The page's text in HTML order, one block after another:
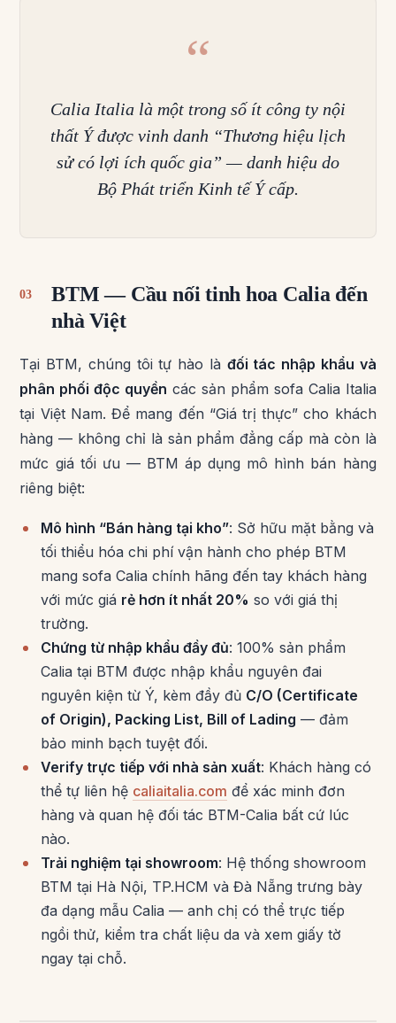
“
Calia Italia là một trong số ít công ty nội
thất Ý được vinh danh “Thương hiệu lịch
sử có lợi ích quốc gia” — danh hiệu do
Bộ Phát triển Kinh tế Ý cấp.
03
BTM — Cầu nối tinh hoa Calia đến
nhà Việt
Tại BTM, chúng tôi tự hào là đối tác nhập khẩu và
phân phối độc quyền các sản phẩm sofa Calia Italia
tại Việt Nam. Để mang đến “Giá trị thực” cho khách
hàng — không chỉ là sản phẩm đẳng cấp mà còn là
mức giá tối ưu — BTM áp dụng mô hình bán hàng
riêng biệt:
Mô hình “Bán hàng tại kho”: Sở hữu mặt bằng và
tối thiểu hóa chi phí vận hành cho phép BTM
mang sofa Calia chính hãng đến tay khách hàng
với mức giá rẻ hơn ít nhất 20% so với giá thị
trường.
Chứng từ nhập khẩu đầy đủ: 100% sản phẩm
Calia tại BTM được nhập khẩu nguyên đai
nguyên kiện từ Ý, kèm đầy đủ C/O (Certificate
of Origin), Packing List, Bill of Lading — đảm
bảo minh bạch tuyệt đối.
Verify trực tiếp với nhà sản xuất: Khách hàng có
thể tự liên hệ caliaitalia.com để xác minh đơn
hàng và quan hệ đối tác BTM-Calia bất cứ lúc
nào.
Trải nghiệm tại showroom: Hệ thống showroom
BTM tại Hà Nội, TP.HCM và Đà Nẵng trưng bày
đa dạng mẫu Calia — anh chị có thể trực tiếp
ngồi thử, kiểm tra chất liệu da và xem giấy tờ
ngay tại chỗ.